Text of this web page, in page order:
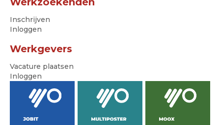
Inschrijven
Inloggen
Werkgevers
Vacature plaatsen
Inloggen